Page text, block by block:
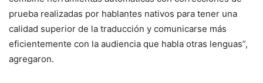
prueba realizadas por hablantes nativos para tener una
calidad superior de la traducción y comunicarse más
eficientemente con la audiencia que habla otras lenguas”,
agregaron.